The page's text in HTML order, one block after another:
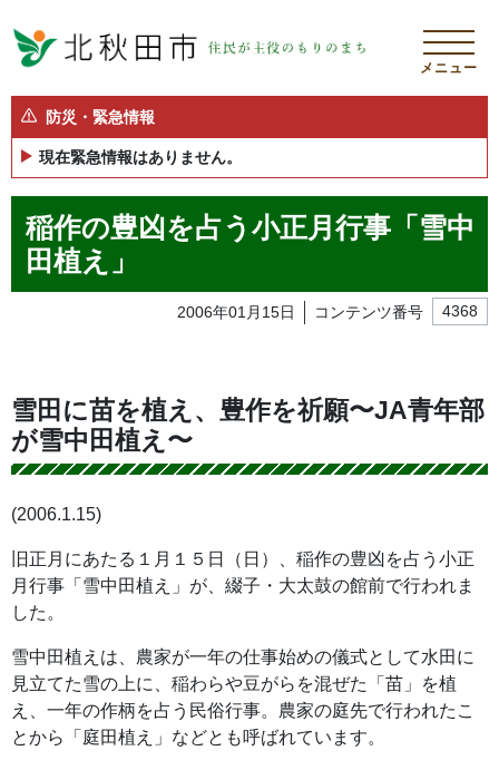
メニュー
防災・緊急情報
現在緊急情報はありません。
稲作の豊凶を占う小正月行事「雪中
田植え」
2006年01月15日 コンテンツ番号 4368
雪田に苗を植え、豊作を祈願〜JA青年部
が雪中田植え〜
(2006.1.15)
旧正月にあたる１月１５日（日）、稲作の豊凶を占う小正
月行事「雪中田植え」が、綴子・大太鼓の館前で行われま
した。
雪中田植えは、農家が一年の仕事始めの儀式として水田に
見立てた雪の上に、稲わらや豆がらを混ぜた「苗」を植
え、一年の作柄を占う民俗行事。農家の庭先で行われたこ
とから「庭田植え」などとも呼ばれています。